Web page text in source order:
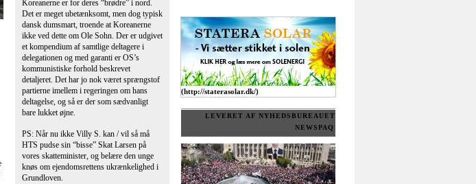
Forældre betaler selv bleer i vuggestuen!
Først spørger jeg mig selv: Ja, hvem skulle
da ellers? Skulle jeg betale for andre folks
børns bleer?
Dernæst tænkte jeg, at det nok var et
eklatant symbol på niveauet i danskernes
bevidsthed om, hvad der er vigtigst i
verden i dag. Tænk, at man skal være
ansvarlig for sine egne børns sanitære
behov – en uhyrlig tanke.
Mon folk i resten af verden vil tro på, at
der findes et land, hvor man virkelig
diskuterer alvorligt, hvem der skal betale
for ens egne børns bleer? Alt imens
Grækenland synker i grus, tynget af
17. MAJ 15:38
Saxo Bank-dansker udgår af Giroen. Mads
Christensen har brækket sig hele natten og er